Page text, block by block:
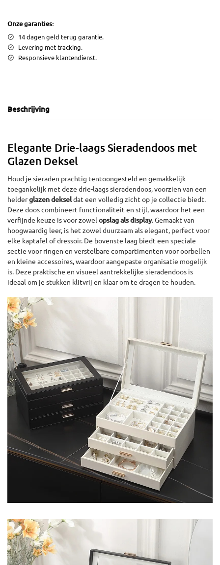
Onze garanties:
14 dagen geld terug garantie.
Levering met tracking.
Responsieve klantendienst.
Beschrijving
Elegante Drie-laags Sieradendoos met
Glazen Deksel
Houd je sieraden prachtig tentoongesteld en gemakkelijk
toegankelijk met deze drie-laags sieradendoos, voorzien van een
helderglazen dekseldat een volledig zicht op je collectie biedt.
Deze doos combineert functionaliteit en stijl, waardoor het een
verfijnde keuze is voor zowel opslag als display. Gemaakt van
hoogwaardig leer, is het zowel duurzaam als elegant, perfect voor
elke kaptafel of dressoir. De bovenste laag biedt een speciale
sectie voor ringen en verstelbare compartimenten voor oorbellen
en kleine accessoires, waardoor aangepaste organisatie mogelijk
is. Deze praktische en visueel aantrekkelijke sieradendoos is
ideaal om je stukken klitvrij en klaar om te dragen te houden.